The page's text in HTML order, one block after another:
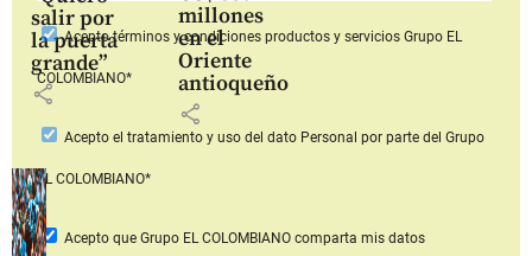
salir por
la puerta
grande”
share
millones
en el
Oriente
antioqueño
share
Aceptotérminos y condiciones productos y serviciosGrupo EL
COLOMBIANO*
Acepto el tratamiento y uso del dato Personal por parte del Grupo
EL COLOMBIANO*
Acepto que Grupo EL COLOMBIANOcomparta mis datos